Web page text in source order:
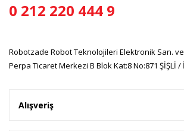
0 212 220 444 9
Robotzade Robot Teknolojileri Elektronik San. ve
Perpa Ticaret Merkezi B Blok Kat:8 No:871 ŞİŞLİ /
Alışveriş